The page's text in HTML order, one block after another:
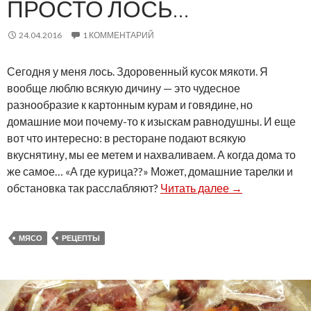
ПРОСТО ЛОСЬ…
24.04.2016 1 КОММЕНТАРИЙ
Сегодня у меня лось. Здоровенный кусок мякоти. Я
вообще люблю всякую дичину — это чудесное
разнообразие к картонным курам и говядине, но
домашние мои почему-то к изыскам равнодушны. И еще
вот что интересно: в ресторане подают всякую
вкуснятину, мы ее метем и нахваливаем. А когда дома то
же самое… «А где курица??» Может, домашние тарелки и
обстановка так расслабляют? Читать далее Просто лось…
→
МЯСО РЕЦЕПТЫ